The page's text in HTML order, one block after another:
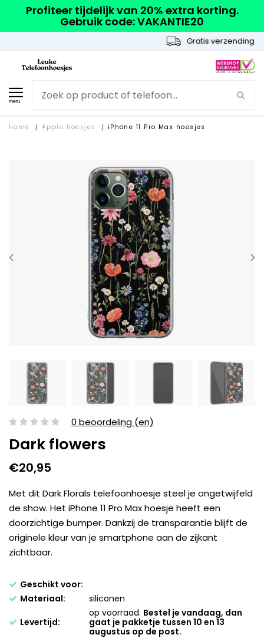
Profiteer tijdelijk van 20% extra korting.
Gebruik code: VAKANTIE20
Gratis verzending
menu
Home / Apple hoesjes / iPhone 11 Pro Max hoesjes
0 beoordeling (en)
Dark flowers
€20,95
Met dit Dark Florals telefoonhoesje steel je ongetwijfeld
de show. Het iPhone 11 Pro Max hoesje heeft een
doorzichtige bumper. Dankzij de transparantie blijft de
originele kleur van je smartphone aan de zijkant
zichtbaar.
Geschikt voor:
Materiaal:
siliconen
Levertijd:
op voorraad. Bestel je vandaag, dan
gaat je pakketje tussen 10 en 13
augustus op de post.